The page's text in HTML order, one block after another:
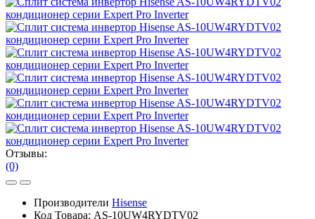
Отзывы:
(0)
Производители Hisense
Код Товара: AS-10UW4RYDTV02